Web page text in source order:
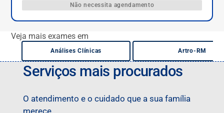
que se há a suspeita de endometriose.
Não necessita agendamento
Veja mais exames em
Análises Clínicas Artro-RM
Serviços mais procurados
O atendimento e o cuidado que a sua família
merece